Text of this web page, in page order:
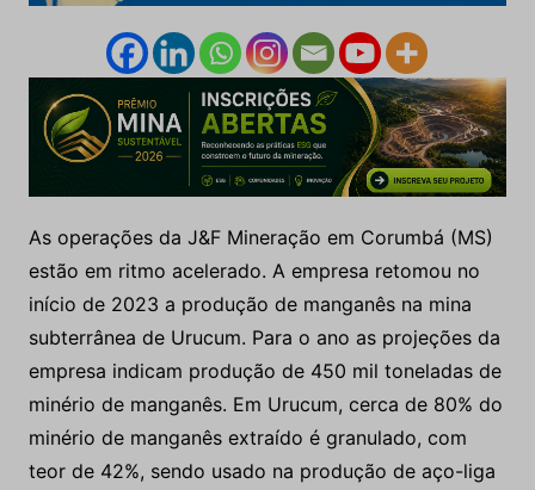
As operações da J&F Mineração em Corumbá (MS)
estão em ritmo acelerado. A empresa retomou no
início de 2023 a produção de manganês na mina
subterrânea de Urucum. Para o ano as projeções da
empresa indicam produção de 450 mil toneladas de
minério de manganês. Em Urucum, cerca de 80% do
minério de manganês extraído é granulado, com
teor de 42%, sendo usado na produção de aço-liga